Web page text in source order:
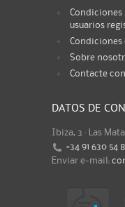
Condiciones
usuarios
Condiciones
Sobre
Contacte
DATOS DE
Ibiza, 3 · Las
+34 91 630 54
Enviar e-mail: